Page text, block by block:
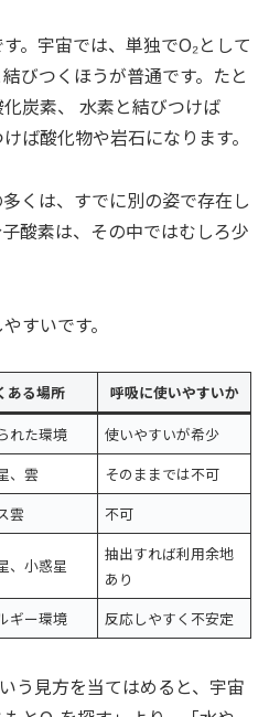
。宇宙では、単独でO₂として
びつくほうが普通です。たと
炭素、 水素と結びつけば
ば酸化物や岩石になります。
くは、すでに別の姿で存在し
酸素は、その中ではむしろ少
すいです。
ある場所
呼吸に使いやすいか
れた環境
使いやすいが希少
、雲
そのままでは不可
雲 不可
、小惑星
抽出すれば利用余地
あり
ギー環境 反応しやすく不安定
見方を当てはめると、宇宙